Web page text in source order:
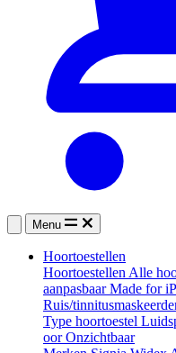
Menu
Hoortoestellen
Hoortoestellen Alle
aanpasbaarMade for
Ruis/
Type hoortoestel
oorOnzichtbaar